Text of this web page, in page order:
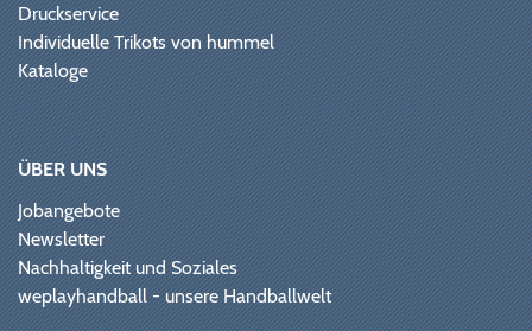
Druckservice
Individuelle Trikots von hummel
Kataloge
ÜBER UNS
Jobangebote
Newsletter
Nachhaltigkeit und Soziales
weplayhandball - unsere Handballwelt